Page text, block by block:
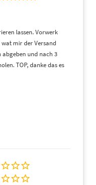
lassen. Vorwerk
mir der Versand
und nach 3
TOP, danke das es